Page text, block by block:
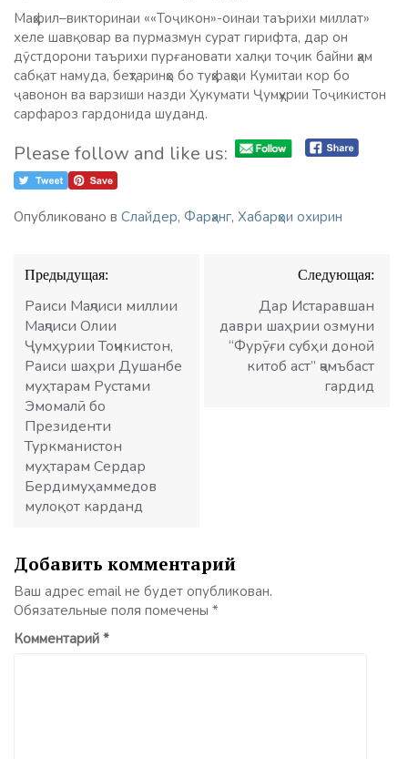
Маҳфил–викторинаи ««Тоҷикон»-оинаи таърихи миллат»
хеле шавқовар ва пурмазмун сурат гирифта, дар он
дӯстдорони таърихи пурғановати халқи тоҷик байни ҳам
сабқат намуда, беҳтаринҳо бо туҳфаҳои Кумитаи кор бо
ҷавонон ва варзиши назди Ҳукумати Ҷумҳурии Тоҷикистон
сарфароз гардонида шуданд.
Please follow and like us:
Опубликовано в Слайдер, Фарҳанг, Хабарҳои охирин
Навигация
по
записям
Предыдущая:
Раиси Маҷлиси миллии
Маҷлиси Олии
Ҷумҳурии Тоҷикистон,
Раиси шаҳри Душанбе
муҳтарам Рустами
Эмомалӣ бо
Президенти
Туркманистон
муҳтарам Сердар
Бердимуҳаммедов
мулоқот карданд
Следующая:
Дар Истаравшан
даври шаҳрии озмуни
“Фурӯғи субҳи доноӣ
китоб аст” ҷамъбаст
гардид
Добавить комментарий
Ваш адрес email не будет опубликован.
Обязательные поля помечены *
Комментарий *